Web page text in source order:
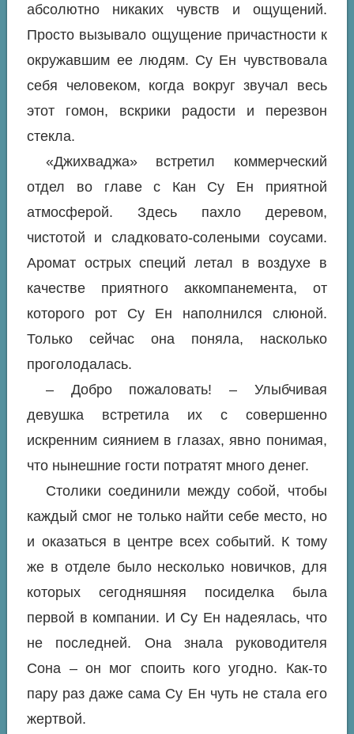
абсолютно никаких чувств и ощущений.
Просто вызывало ощущение причастности к
окружавшим ее людям. Су Ен чувствовала
себя человеком, когда вокруг звучал весь
этот гомон, вскрики радости и перезвон
стекла.
«Джихваджа» встретил коммерческий
отдел во главе с Кан Су Ен приятной
атмосферой. Здесь пахло деревом,
чистотой и сладковато-солеными соусами.
Аромат острых специй летал в воздухе в
качестве приятного аккомпанемента, от
которого рот Су Ен наполнился слюной.
Только сейчас она поняла, насколько
проголодалась.
– Добро пожаловать! – Улыбчивая
девушка встретила их с совершенно
искренним сиянием в глазах, явно понимая,
что нынешние гости потратят много денег.
Столики соединили между собой, чтобы
каждый смог не только найти себе место, но
и оказаться в центре всех событий. К тому
же в отделе было несколько новичков, для
которых сегодняшняя посиделка была
первой в компании. И Су Ен надеялась, что
не последней. Она знала руководителя
Сона – он мог споить кого угодно. Как-то
пару раз даже сама Су Ен чуть не стала его
жертвой.